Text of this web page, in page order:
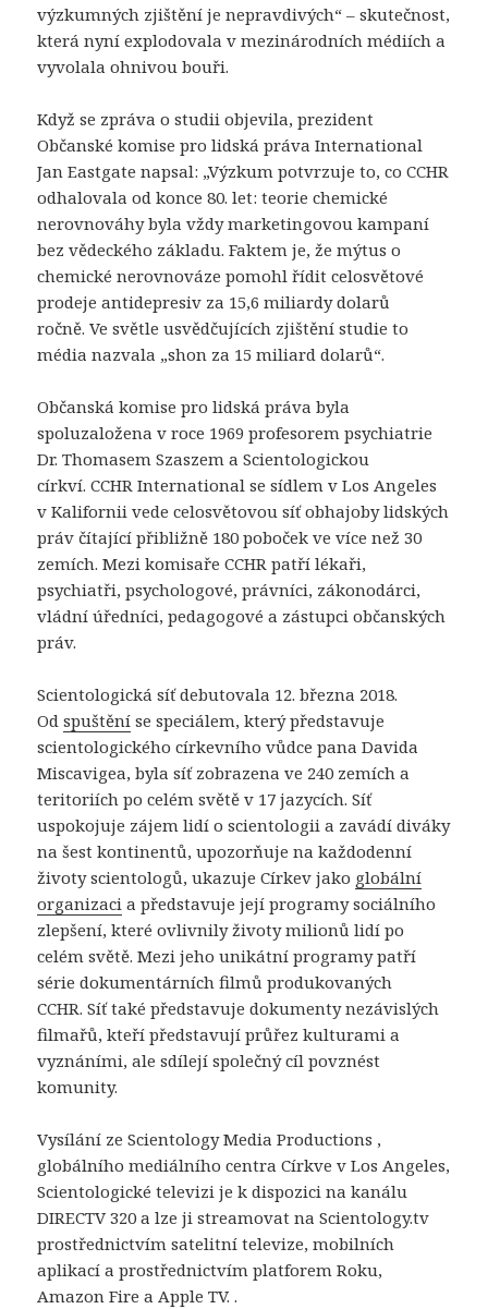
výzkumných zjištění je nepravdivých“ – skutečnost,
která nyní explodovala v mezinárodních médiích a
vyvolala ohnivou bouři.
Když se zpráva o studii objevila, prezident
Občanské komise pro lidská práva International
Jan Eastgate napsal: „Výzkum potvrzuje to, co CCHR
odhalovala od konce 80. let: teorie chemické
nerovnováhy byla vždy marketingovou kampaní
bez vědeckého základu. Faktem je, že mýtus o
chemické nerovnováze pomohl řídit celosvětové
prodeje antidepresiv za 15,6 miliardy dolarů
ročně. Ve světle usvědčujících zjištění studie to
média nazvala „shon za 15 miliard dolarů“.
Občanská komise pro lidská práva byla
spoluzaložena v roce 1969 profesorem psychiatrie
Dr. Thomasem Szaszem a Scientologickou
církví. CCHR International se sídlem v Los Angeles
v Kalifornii vede celosvětovou síť obhajoby lidských
práv čítající přibližně 180 poboček ve více než 30
zemích. Mezi komisaře CCHR patří lékaři,
psychiatři, psychologové, právníci, zákonodárci,
vládní úředníci, pedagogové a zástupci občanských
práv.
Scientologická síť debutovala 12. března 2018.
Odspuštění se speciálem, který představuje
scientologického církevního vůdce pana Davida
Miscavigea, byla síť zobrazena ve 240 zemích a
teritoriích po celém světě v 17 jazycích. Síť
uspokojuje zájem lidí o scientologii a zavádí diváky
na šest kontinentů, upozorňuje na každodenní
životy scientologů, ukazuje Církev jako globální
organizaci a představuje její programy sociálního
zlepšení, které ovlivnily životy milionů lidí po
celém světě. Mezi jeho unikátní programy patří
série dokumentárních filmů produkovaných
CCHR. Síť také představuje dokumenty nezávislých
filmařů, kteří představují průřez kulturami a
vyznáními, ale sdílejí společný cíl povznést
komunity.
Vysílání ze Scientology Media Productions ,
globálního mediálního centra Církve v Los Angeles,
Scientologické televizi je k dispozici na kanálu
DIRECTV 320 a lze ji streamovat na Scientology.tv
prostřednictvím satelitní televize, mobilních
aplikací a prostřednictvím platforem Roku,
Amazon Fire a Apple TV. .